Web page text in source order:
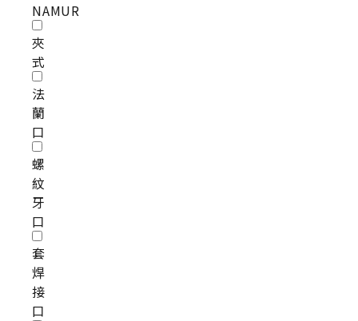
NAMUR
夾
式
法
蘭
口
螺
紋
牙
口
套
焊
接
口